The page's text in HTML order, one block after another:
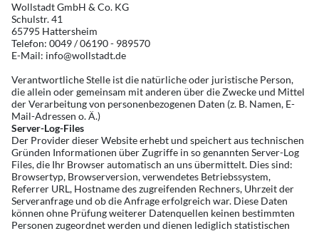
Wollstadt GmbH & Co. KG
Schulstr. 41
65795 Hattersheim
Telefon: 0049 / 06190 - 989570
E-Mail: info@wollstadt.de
Verantwortliche Stelle ist die natürliche oder juristische Person,
die allein oder gemeinsam mit anderen über die Zwecke und Mittel
der Verarbeitung von personenbezogenen Daten (z. B. Namen, E-
Mail-Adressen o. Ä.)
Server-Log-Files
Der Provider dieser Website erhebt und speichert aus technischen
Gründen Informationen über Zugriffe in so genannten Server-Log
Files, die Ihr Browser automatisch an uns übermittelt. Dies sind:
Browsertyp, Browserversion, verwendetes Betriebssystem,
Referrer URL, Hostname des zugreifenden Rechners, Uhrzeit der
Serveranfrage und ob die Anfrage erfolgreich war. Diese Daten
können ohne Prüfung weiterer Datenquellen keinen bestimmten
Personen zugeordnet werden und dienen lediglich statistischen